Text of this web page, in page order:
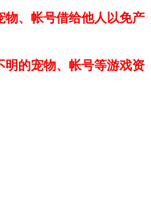
物、帐号借给他人以免产
明的宠物、帐号等游戏资